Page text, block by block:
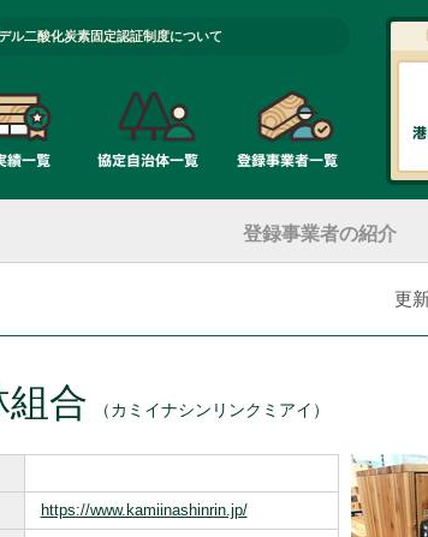
ル二酸化炭素固定認証制度について
登録事業者の紹介
更
組合 （カミイナシンリンクミアイ）
https://www.kamiinashinrin.jp/